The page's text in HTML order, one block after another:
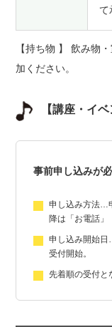
て
【持ち物 】 飲み
加ください。
【講座・イ
事前申し込みが
申し込み方法…
降は「お電話」
申し込み開始日
受付開始。
先着順の受付と